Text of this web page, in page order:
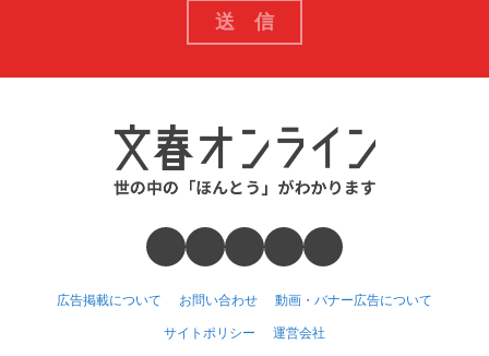
広告掲載について お問い合わせ 動画・バナー広告について
サイトポリシー 運営会社